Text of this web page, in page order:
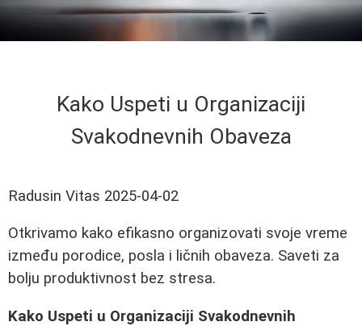
Kako Uspeti u Organizaciji
Svakodnevnih Obaveza
Radusin Vitas 2025-04-02
Otkrivamo kako efikasno organizovati svoje vreme
između porodice, posla i ličnih obaveza. Saveti za
bolju produktivnost bez stresa.
Kako Uspeti u Organizaciji Svakodnevnih